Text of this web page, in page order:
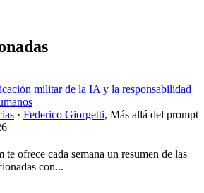
militar de la IA y la responsabilidad
· Federico Giorgetti, Más allá del prompt
ofrece cada semana un resumen de las
con...